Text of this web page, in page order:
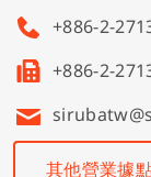
+886-2-
+886-2-
其他營業據